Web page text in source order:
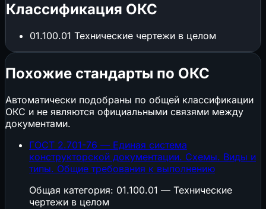
Классификация ОКС
01.100.01 Технические чертежи в целом
Похожие стандарты по ОКС
Автоматически подобраны по общей классификации
ОКС и не являются официальными связями между
документами.
ГОСТ 2.701-76 — Единая система
конструкторской документации. Схемы. Виды и
типы. Общие требования к выполнению
Общая категория: 01.100.01 — Технические
чертежи в целом